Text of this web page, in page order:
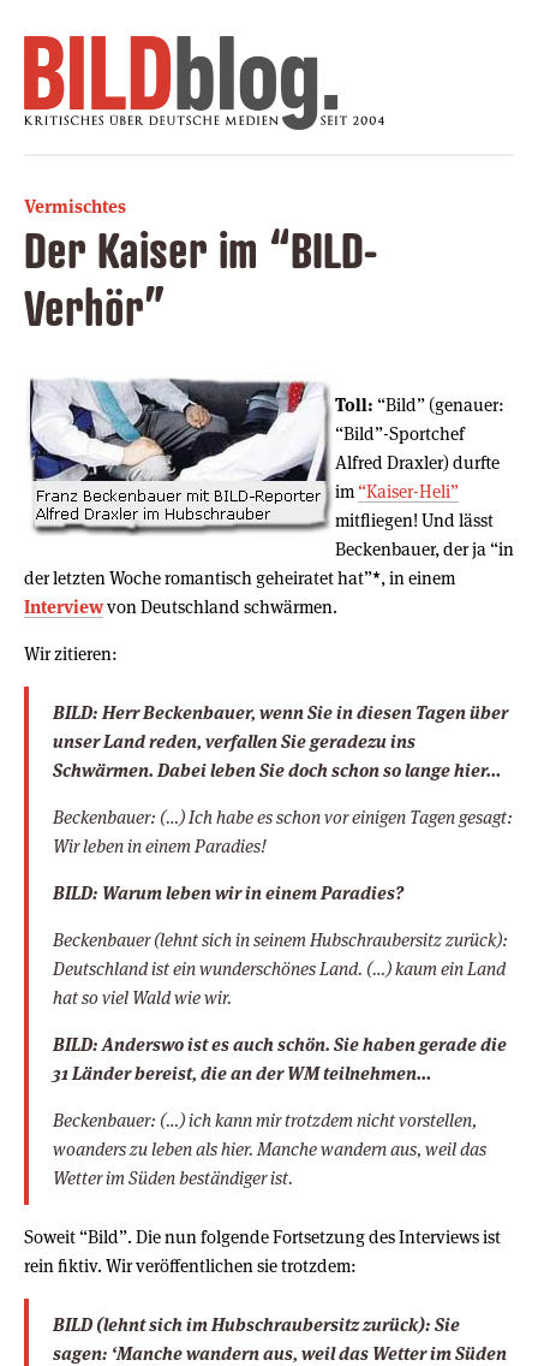
Vermischtes
Der Kaiser im “BILD-
Verhör”
Toll: “Bild” (genauer:
“Bild”-Sportchef
Alfred Draxler) durfte
im “Kaiser-Heli”
mitfliegen! Und lässt
Beckenbauer, der ja “in
der letzten Woche romantisch geheiratet hat”*, in einem
Interviewvon Deutschland schwärmen.
Wir zitieren:
BILD: Herr Beckenbauer, wenn Sie in diesen Tagen über
unser Land reden, verfallen Sie geradezu ins
Schwärmen. Dabei leben Sie doch schon so lange hier…
Beckenbauer: (…) Ich habe es schon vor einigen Tagen gesagt:
Wir leben in einem Paradies!
BILD: Warum leben wir in einem Paradies?
Beckenbauer(lehnt sich in seinem Hubschraubersitz zurück):
Deutschland ist ein wunderschönes Land. (…) kaum ein Land
hat so viel Wald wie wir.
BILD: Anderswo ist es auch schön. Sie haben gerade die
31 Länder bereist, die an der WM teilnehmen…
Beckenbauer: (…) ich kann mir trotzdem nicht vorstellen,
woanders zu leben als hier. Manche wandern aus, weil das
Wetter im Süden beständiger ist.
Soweit “Bild”. Die nun folgende Fortsetzung des Interviews ist
rein fiktiv. Wir veröffentlichen sie trotzdem:
BILD (lehnt sich im Hubschraubersitz zurück): Sie
sagen: ‘Manche wandern aus, weil das Wetter im Süden